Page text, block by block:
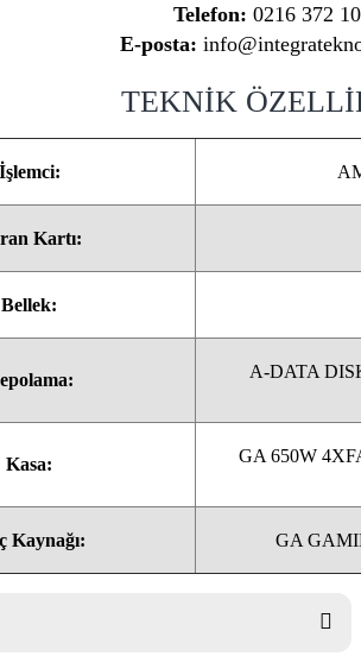
Telefon: 0216 372
E-posta:
TEKNİK
İşlemci:
Kartı:
Bellek:
A-DATA
Kasa: GA 650W
Kaynağı: GA